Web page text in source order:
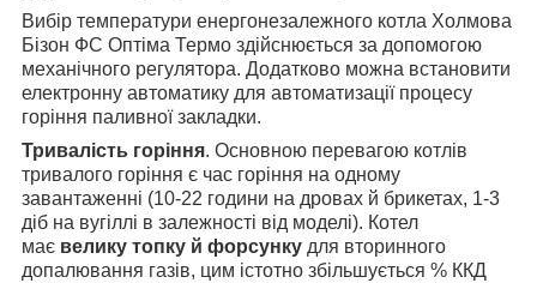
Вибір температури енергонезалежного котла Холмова
Бізон ФС Оптіма Термо здійснюється за допомогою
механічного регулятора. Додатково можна встановити
електронну автоматику для автоматизації процесу
горіння паливної закладки.
Тривалість горіння. Основною перевагою котлів
тривалого горіння є час горіння на одному
завантаженні (10-22 години на дровах й брикетах, 1-3
діб на вугіллі в залежності від моделі). Котел
має велику топку й форсунку для вторинного
допалювання газів, цим істотно збільшується % ККД